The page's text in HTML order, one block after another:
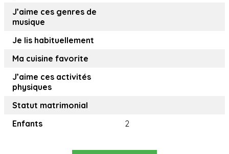
J’aime ces genres de
musique
Je lis habituellement
Ma cuisine favorite
J’aime ces activités
physiques
Statut matrimonial
Enfants
2